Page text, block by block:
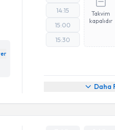
14:15
15:00
15:30
Takvim
kapalıdır
Daha